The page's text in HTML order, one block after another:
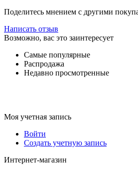
Поделитесь мнением с другими
Написать отзыв
Возможно, вас это заинтересует
Самые популярные
Распродажа
Недавно просмотренные
Моя учетная запись
Войти
Создать учетную запись
Интернет-магазин